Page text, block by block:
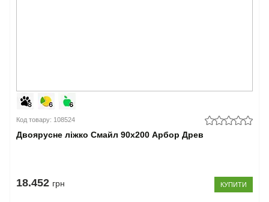
Код товару: 108524
Двоярусне ліжко Смайл 90x200 Арбор Древ
18.452 грн КУПИТИ